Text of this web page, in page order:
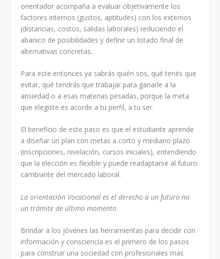
orientador acompaña a evaluar objetivamente los
factores internos (gustos, aptitudes) con los externos
(distancias, costos, salidas laborales) reduciendo el
abanico de posibilidades y definir un listado final de
alternativas concretas.
Para este entonces ya sabrás quién sos, qué tenés que
evitar, qué tendrás que trabajar para ganarle a la
ansiedad o a esas materias pesadas, porque la meta
que elegiste es acorde a tu perfil, a tu ser.
El beneficio de este paso es que el estudiante aprende
a diseñar un plan con metas a corto y mediano plazo
(inscripciones, nivelación, cursos iniciales), entendiendo
que la elección es flexible y puede readaptarse al futuro
cambiante del mercado laboral.
La orientación Vocacional es el derecho a un futuro no
un trámite de último momento.
Brindar a los jóvenes las herramientas para decidir con
información y consciencia es el primero de los pasos
para construir una sociedad con profesionales más